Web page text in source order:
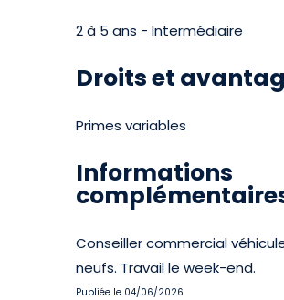
2 à 5 ans - Intermédiaire
Droits et
Primes variables
Informations
Conseiller commercial
neufs. Travail le week-end.
Publiée le 04/06/2026